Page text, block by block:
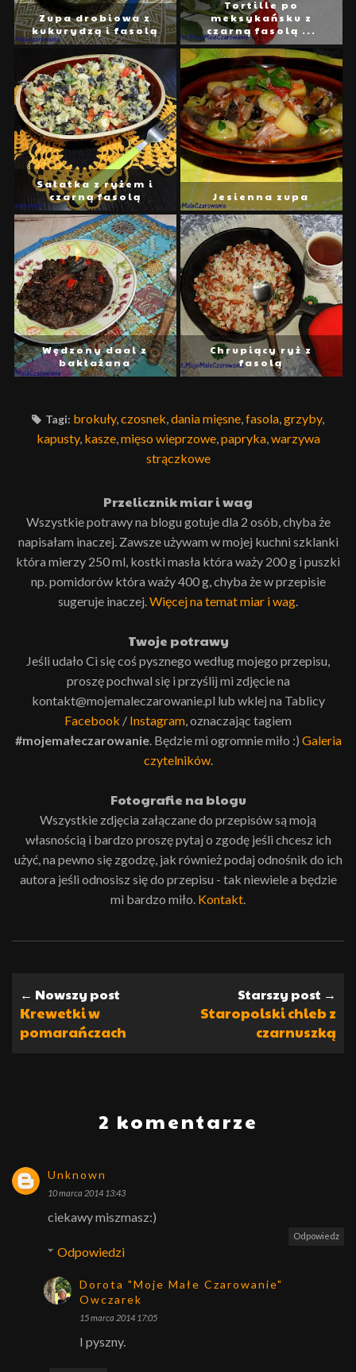
Zupa drobiowa z
kukurydzą i fasolą
Tortille po
meksykańsku z
czarną fasolą ...
Sałatka z ryżem i
czarną fasolą
Jesienna zupa
Wędzony daal z
bakłażana
Chrupiący ryż z
fasolą
Tagi: brokuły,czosnek,dania mięsne,fasola,grzyby,
kapusty, kasze,mięso wieprzowe,papryka,warzywa
strączkowe
Przelicznik miar i wag
Wszystkie potrawy na blogu gotuje dla 2 osób, chyba że
napisałam inaczej. Zawsze używam w mojej kuchni szklanki
która mierzy 250 ml, kostki masła która waży 200 g i puszki
np. pomidorów która waży 400 g, chyba że w przepisie
sugeruje inaczej.Więcej na temat miar i wag.
Twoje potrawy
Jeśli udało Ci się coś pysznego według mojego przepisu,
proszę pochwal się i przyślij mi zdjęcie na
kontakt@mojemaleczarowanie.pl lub wklej na Tablicy
Facebook / Instagram, oznaczając tagiem
#mojemałeczarowanie. Będzie mi ogromnie miło :) Galeria
czytelników.
Fotografie na blogu
Wszystkie zdjęcia załączane do przepisów są moją
własnością i bardzo proszę pytaj o zgodę jeśli chcesz ich
użyć, na pewno się zgodzę, jak również podaj odnośnik do ich
autora jeśli odnosisz się do przepisu - tak niewiele a będzie
mi bardzo miło. Kontakt.
← Nowszy post
Krewetki w
pomarańczach
Starszy post →
Staropolski chleb z
czarnuszką
2 komentarze
Unknown
10 marca 2014 13:43
ciekawy miszmasz:)
Odpowiedz
Odpowiedzi
Dorota "Moje Małe Czarowanie"
Owczarek
15 marca 2014 17:05
I pyszny.